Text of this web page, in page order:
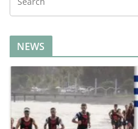
NEWS